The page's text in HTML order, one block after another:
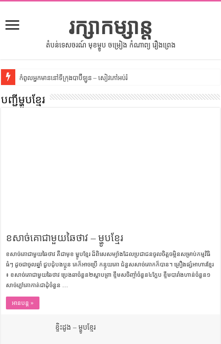
រក្សាកម្សាន្ត
តំបន់ទេសចរណ៍ មុខម្ហូប ចម្រៀង កំណាព្យ រឿងព្រេង
កំពូលអ្នកមាននៅទីក្រុងបាប៊ីឡូន – សៀវភៅអប់រំ
សីលធម៌នៅក្នុងសង្គមខ្មែរ – សៀវភៅចំណេះដឹងទូទៅ
បញ្ជីម្ហូបខ្មែរ
ខសាច់គោជាមួយឆៃថាវ – ម្ហូបខ្មែរ
ខសាច់គោជាមួយឆៃថាវ គឺជាមុខ ម្ហូបខ្មែរ ដ៏ពិសេសម្យ៉ាងដែលប្រជាជនចូលចិត្តចម្អិនសម្រាប់កម្មវិធិ
ធំៗ ដូចជាចូលឆ្នាំ ជួបជុំបងប្អូន គេក៏អាចប្រើ កន្ទុយគោ ជំនួសសាច់គោកក៏បាន។ គ្រឿងផ្សំអាហារខ្មែរ
៖ ខសាច់គោជាមួយឆៃថាវ ប្រេងឆាចំនួន២ស្លាបព្រា ខ្ទឹមសចិញ្ចាំចំនួន៤ក្លែប ខ្ទឹមបារាំងហាន់ចំនួន១
សាច់ភ្លៅគោកាត់ជាដុំចំនួន …
អានបន្ត »
ខ្ទិះដូង – ម្ហូបខ្មែរ